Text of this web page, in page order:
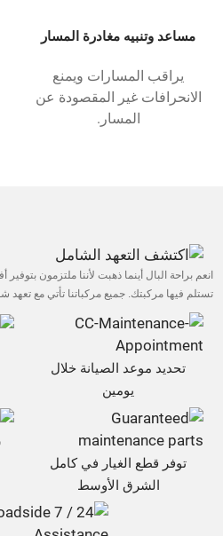
مساعد وتنبيه مغادرة المسار
يراقب المسارات ويمنع
الانحرافات غير المقصودة عن
المسار.
انعم براحة البال أينما ذهبت لأننا ملتزمون بتوفير
تستلم فيها مركبتك. جميع مركباتنا تأتي مع تعهد
تحديد موعد الصيانة خلال
يومين
توفر قطع الغيار في كامل
الشرق الأوسط